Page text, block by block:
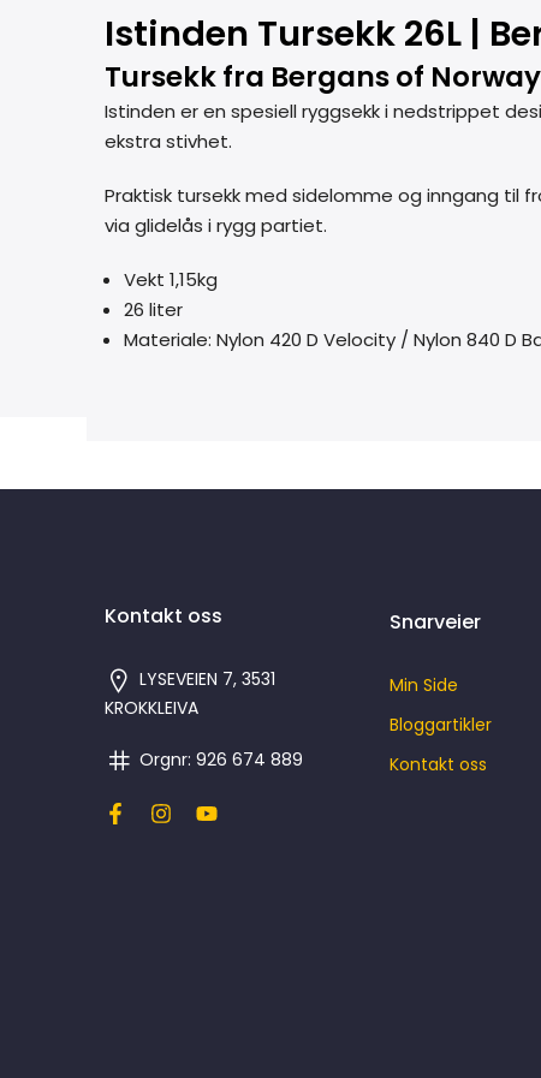
Istinden Tursekk 26L |
Tursekk fra Bergans of Norway
Istinden er en spesiell ryggsekk i nedstrippet
ekstra stivhet.
Praktisk tursekk med sidelomme og inngang til
via glidelås i rygg partiet.
Vekt 1,15kg
26 liter
Materiale: Nylon 420 D Velocity / Nylon 840 D
Kontakt oss
LYSEVEIEN 7, 3531
KROKKLEIVA
Orgnr: 926 674 889
Snarveier
Min Side
Bloggartikler
Kontakt oss